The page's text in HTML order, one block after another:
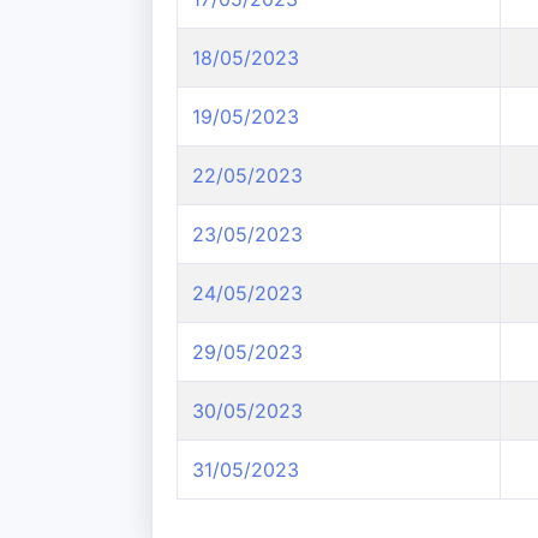
18/05/2023
19/05/2023
22/05/2023
23/05/2023
24/05/2023
29/05/2023
30/05/2023
31/05/2023